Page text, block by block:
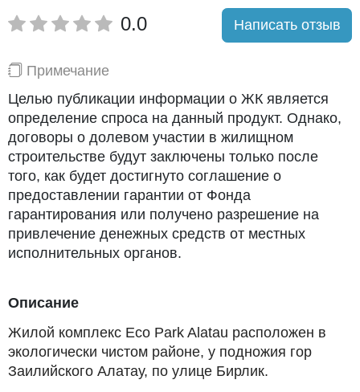
0.0 Написать отзыв
Примечание
Целью публикации информации о ЖК является
определение спроса на данный продукт. Однако,
договоры о долевом участии в жилищном
строительстве будут заключены только после
того, как будет достигнуто соглашение о
предоставлении гарантии от Фонда
гарантирования или получено разрешение на
привлечение денежных средств от местных
исполнительных органов.
Описание
Жилой комплекс Eco Park Alatau расположен в
экологически чистом районе, у подножия гор
Заилийского Алатау, по улице Бирлик.